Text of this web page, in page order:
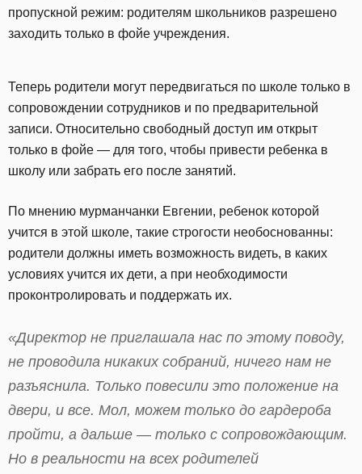
пропускной режим: родителям школьников разрешено
заходить только в фойе учреждения.
Теперь родители могут передвигаться по школе только в
сопровождении сотрудников и по предварительной
записи. Относительно свободный доступ им открыт
только в фойе — для того, чтобы привести ребенка в
школу или забрать его после занятий.
По мнению мурманчанки Евгении, ребенок которой
учится в этой школе, такие строгости необоснованны:
родители должны иметь возможность видеть, в каких
условиях учится их дети, а при необходимости
проконтролировать и поддержать их.
«Директор не приглашала нас по этому поводу,
не проводила никаких собраний, ничего нам не
разъяснила. Только повесили это положение на
двери, и все. Мол, можем только до гардероба
пройти, а дальше — только с сопровождающим.
Но в реальности на всех родителей